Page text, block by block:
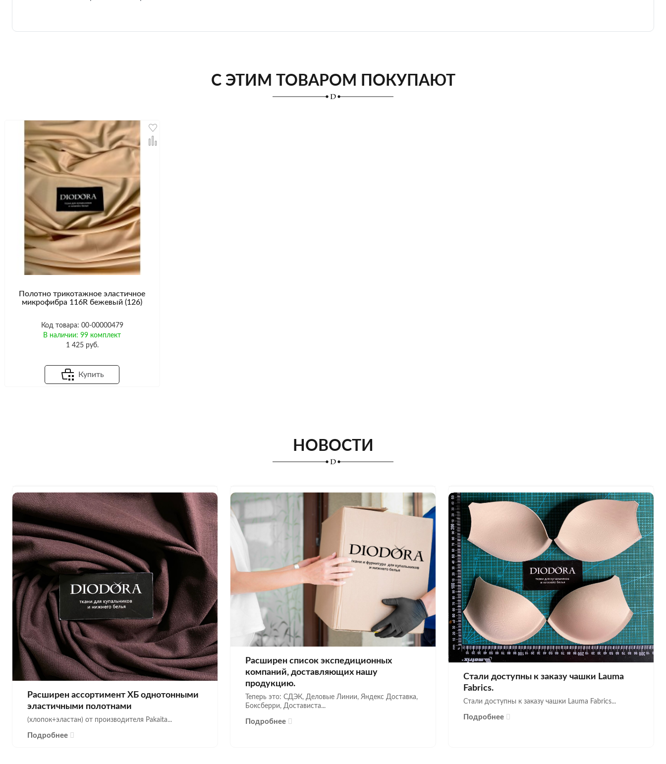
С ЭТИМ ТОВАРОМ ПОКУПАЮТ
Полотно трикотажное эластичное
микрофибра 116R бежевый (126)
Код товара: 00-00000479
В наличии: 99 комплект
1 425 руб.
Купить
НОВОСТИ
Расширен ассортимент ХБ однотонными
эластичными полотнами
(хлопок+эластан) от производителя Pakaita...
Подробнее
Расширен список экспедиционных
компаний, доставляющих нашу
продукцию.
Теперь это: СДЭК, Деловые Линии, Яндекс Доставка,
Боксберри, Достависта...
Подробнее
Стали доступны к заказу чашки Lauma
Fabrics.
Стали доступны к заказу чашки Lauma Fabrics...
Подробнее